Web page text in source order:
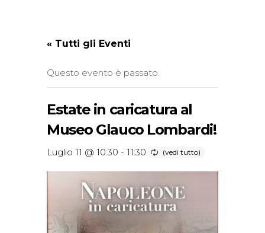
« Tutti gli Eventi
Questo evento è passato.
Estate in caricatura al
Museo Glauco Lombardi!
Luglio 11 @ 10:30 - 11:30